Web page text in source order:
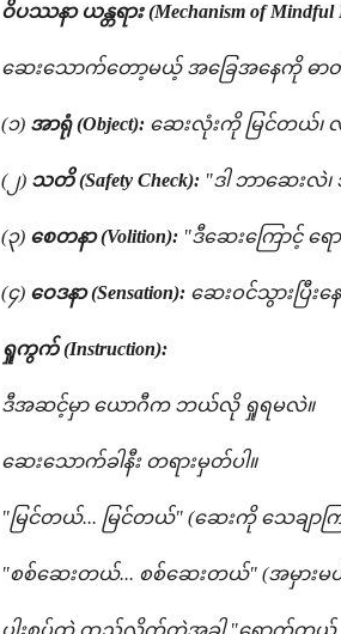
ဝိပဿနာ ယန္တရား (Mechanism of Mindful
ဆေးသောက်တော့မယ့် အခြေအနေကို ဓ
(၁) အာရုံ (Object): ဆေးလုံးကို မြင်တယ်
(၂) သတိ (Safety Check): "ဒါ ဘာဆေးလဲ
(၃) စေတနာ (Volition): "ဒီဆေးကြောင့် ရေ
(၄) ဝေဒနာ (Sensation): ဆေးဝင်သွားပြီး
ရှုကွက် (Instruction):
ဒီအဆင့်မှာ ယောဂီက ဘယ်လို ရှုရမလဲ။
ဆေးသောက်ခါနီး တရားမှတ်ပါ။
"မြင်တယ်... မြင်တယ်" (ဆေးကို သေချာက
"စစ်ဆေးတယ်... စစ်ဆေးတယ်" (အမှားမပ